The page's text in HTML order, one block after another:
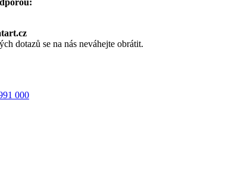
dotazů se na nás neváhejte obrátit.
000